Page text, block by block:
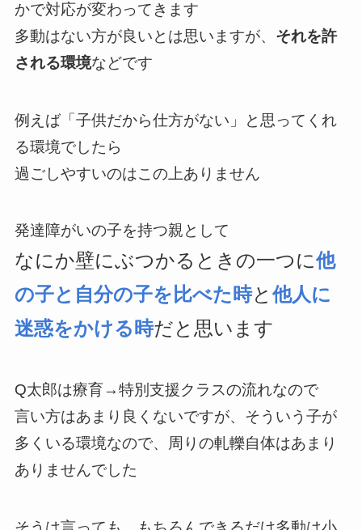
かで対応が変わってきます
多動はない方が良いとは思いますが、 それを許
される環境などです
例えば「子供だから仕方がない」と思ってくれ
る環境でしたら
過ごしやすいのはこの上ありません
発達障がいの子を持つ親として
なにか壁にぶつかるときの一つに他
の子と自分の子を比べた時と 他人に
迷惑をかける時だと思います
Q太郎は療育→特別支援クラスの流れなので
言い方はあまり良くないですが、そういう子が
多くいる環境なので、周りの軋轢自体はあまり
ありませんでした